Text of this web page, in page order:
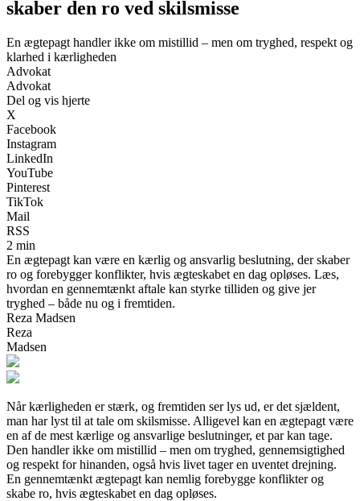
skaber den ro ved skilsmisse
En ægtepagt handler ikke om mistillid – men om tryghed, respekt og
klarhed i kærligheden
Advokat
Advokat
Del og vis hjerte
X
Facebook
Instagram
LinkedIn
YouTube
Pinterest
TikTok
Mail
RSS
2 min
En ægtepagt kan være en kærlig og ansvarlig beslutning, der skaber
ro og forebygger konflikter, hvis ægteskabet en dag opløses. Læs,
hvordan en gennemtænkt aftale kan styrke tilliden og give jer
tryghed – både nu og i fremtiden.
Reza Madsen
Reza
Madsen
Når kærligheden er stærk, og fremtiden ser lys ud, er det sjældent,
man har lyst til at tale om skilsmisse. Alligevel kan en ægtepagt være
en af de mest kærlige og ansvarlige beslutninger, et par kan tage.
Den handler ikke om mistillid – men om tryghed, gennemsigtighed
og respekt for hinanden, også hvis livet tager en uventet drejning.
En gennemtænkt ægtepagt kan nemlig forebygge konflikter og
skabe ro, hvis ægteskabet en dag opløses.